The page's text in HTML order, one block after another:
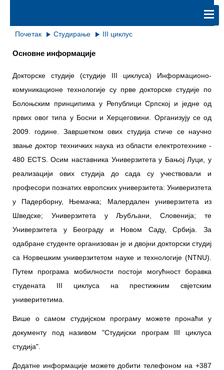
Почетак Студирање III циклус
Основне информације
Докторске студије (студије III циклуса) Информационо-
комуникационе технологије су прве докторске студије по
Болоњским принципима у Републици Српској и једне од
првих овог типа у Босни и Херцеговини. Организују се од
2009. године. Завршетком ових студија стиче се научно
звање доктор техничких наука из области електротехнике -
480 ECTS. Осим наставника Универзитета у Бањој Луци, у
реализацији ових студија до сада су учествовали и
професори познатих европских универзитета: Универизтета
у Падерборну, Њемачка; Малердален универзитета из
Шведске; Универзитета у Љубљани, Словенија; те
Универзитета у Београду и Новом Саду, Србија. За
одабране студенте организован је и двојни докторски студиј
са Норвешким универзитетом науке и технологије (NTNU).
Путем програма мобилности постоји могућност боравка
студената III циклуса на престижним свјетским
универитетима.
Више о самом студијском програму можете пронаћи у
документу под називом "Студијски програм III циклуса
студија".
Додатне информације можете добити телефоном на +387